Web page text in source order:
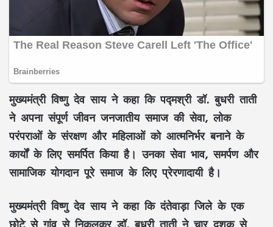
मुख्यमंत्रीविष्णु देव सायने कहा किपद्मश्री डॉ. बुधरी ताती
ने अपना संपूर्ण जीवन जनजातीय समाज की सेवा, लोक
परंपराओं के संरक्षण और महिलाओं को आत्मनिर्भर बनाने के
कार्यों के लिए समर्पित किया है। उनका सेवा भाव, समर्पण और
सामाजिक योगदान पूरे समाज के लिए प्रेरणादायी है।
मुख्यमंत्रीविष्णु देव सायने कहा कि दंतेवाड़ा जिले के एक